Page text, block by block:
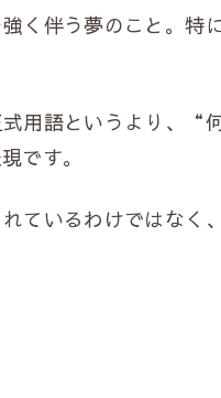
く伴う夢のこと。特
用語というより、“
です。
ているわけではなく、